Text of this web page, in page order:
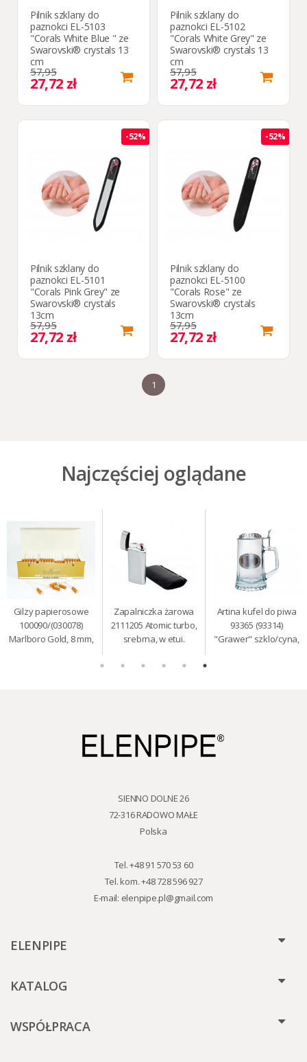
Pilnik szklany do
paznokci EL-5103
"Corals White Blue " ze
Swarovski® crystals 13
cm
57,95
27,72 zł
Pilnik szklany do
paznokci EL-5102
"Corals White Grey" ze
Swarovski® crystals 13
cm
57,95
27,72 zł
-52%
Pilnik szklany do
paznokci EL-5101
"Corals Pink Grey" ze
Swarovski® crystals
13cm
57,95
27,72 zł
-52%
Pilnik szklany do
paznokci EL-5100
"Corals Rose" ze
Swarovski® crystals
13cm
57,95
27,72 zł
1
Najczęściej oglądane
Gilzy papierosowe
100090/(030078)
Marlboro Gold, 8 mm,
Zapalniczka żarowa
2111205 Atomic turbo,
srebrna, w etui.
Artina kufel do piwa
93365 (93314)
"Grawer" szklo/cyna,
SIENNO DOLNE 26
72-316 RADOWO MAŁE
Polska
Tel. +48 91 570 53 60
Tel. kom. +48 728 596 927
E-mail: elenpipe.pl@gmail.com
ELENPIPE
KATALOG
WSPÓŁPRACA